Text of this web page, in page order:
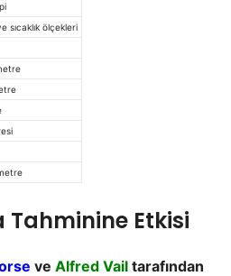
sıcaklık ölçekleri
Tahminine Etkisi
ve Alfred Vail tarafından